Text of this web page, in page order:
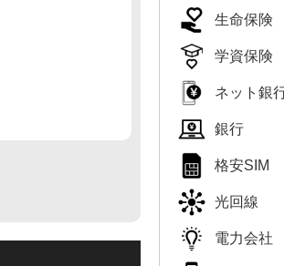
生命保険
学資保険
ネット銀
銀行
格安SIM
光回線
電力会社